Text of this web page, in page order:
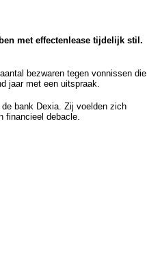
met effectenlease tijdelijk stil.
bezwaren tegen vonnissen die
jaar met een uitspraak.
bank Dexia. Zij voelden zich
financieel debacle.